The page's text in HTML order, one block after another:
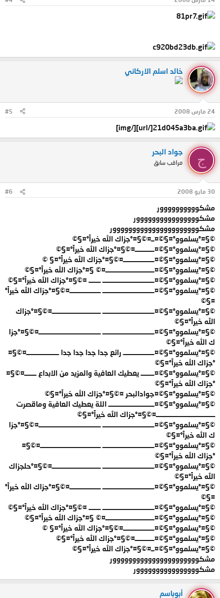
خالد اسلم الاركاني
24 مارس 2008 #5
[/url][/img]
ج
جواد البحر
مراقب سابق
30 مايو 2008 #6
مشكوووووووووور
مشكوووووووووووووووور
مشكوووووووووووووووووووووور
©§¤°يسلموو°¤§©¤ــ¤©§¤°جزاك الله خيراً°¤§©
©§¤°يسلموو°¤§©¤ـــــــــــــ¤©§¤°جزاك الله خيراً°¤§©
©§¤°يسلموو°¤§©¤ـــــــــــــــــــــ¤©§¤°جزاك الله خيراً°¤§ ©
©§¤°يسلموو°¤§©¤ـــــــــــــــــــــــــــــــــ¤© §¤°جزاك الله خيراً°¤§©
©§¤°يسلموو°¤§©¤ـــــــــــــــــــــــــــــــــــ ــــــــ ¤©§¤°جزاك الله خيراً°¤§©
©§¤°يسلموو°¤§©¤ـــــــــــــــــــــــــــــــــــ ـــــــــــــــــــــ¤©§¤°جزاك الله خيراً°
¤§©
©§¤°يسلموو°¤§©¤ـــــــــــــــــــــــــــــــــــ ـــــــــــــــــــــــــــــــــ¤©§¤°جزاك
الله خيراً°¤§©
©§¤°يسلموو°¤§©¤ـــــــــــــــــــــــــــــــــــ ــــــــــــــــــــــــــــــــــــــــــ¤©§¤°جزا
ك الله خيراً°¤§©
©§¤°يسلموو°¤§©¤ـــــــــــــــــــــ رائع جدا جدا جدا جدا ــــــــــــــــــــــ¤©§¤
°جزاك الله خيراً°¤§©
©§¤°يسلموو°¤§©¤ـــــــــ يعطيك العافية والمزيد من الابداع ــــــــ¤©§¤
°جزاك الله خيراً°¤§©
©§¤°يسلموو°¤§©¤جوادالبحر ¤©§¤°جزاك الله خيراً°¤§©
©§¤°يسلموو°¤§©¤ـــــــــــــــــــــــــــــــ اللة يعطيك العافية وماقصرت
ــــــــــــــــــــــــــــــــــــــــ¤©§¤°جزاك الله خيراً°¤§©
©§¤°يسلموو°¤§©¤ـــــــــــــــــــــــــــــــــــ ــــــــــــــــــــــــــــــــــــــــــ¤©§¤°جزا
ك الله خيراً°¤§©
©§¤°يسلموو°¤§©¤ـــــــــــــــــــــــــــــــــــ ـــــــــــــــــــــــــــــــــــــــــ¤©§¤
°جزاك الله خيراً°¤§©
©§¤°يسلموو°¤§©¤ـــــــــــــــــــــــــــــــــــ ـــــــــــــــــــــــــــــــــ¤©§¤°حلجزاك
الله خيراً°¤§©
©§¤°يسلموو°¤§©¤ـــــــــــــــــــــــــــــــــــ ـــــــــــــــــــــ¤©§¤°جزاك الله خيراً°
¤§©
©§¤°يسلموو°¤§©¤ـــــــــــــــــــــــــــــــــــ ــــــــ ¤©§¤°جزاك الله خيراً°¤§©
©§¤°يسلموو°¤§©¤ـــــــــــــــــــــــــــــــــ¤© §¤°جزاك الله خيراً°¤§©
©§¤°يسلموو°¤§©¤ـــــــــــــــــــــ¤©§¤°جزاك الله خيراً°¤§ ©
©§¤°يسلموو°¤§©¤ـــــــــــــ¤©§¤°جزاك الله خيراً°¤§©
©§¤°يسلموو°¤§©¤ــ¤©§¤°جزاك الله خيراً°¤§©
مشكوووووووووووووووووووووور
مشكوووووووووووووووور
أبوباسم